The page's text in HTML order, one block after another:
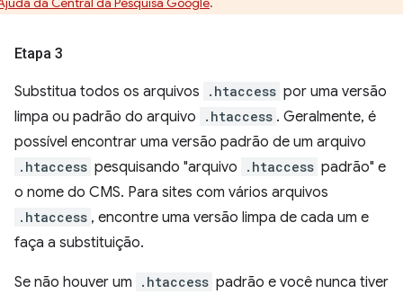
Etapa 3
Substitua todos os arquivos .htaccess por uma versão
limpa ou padrão do arquivo
.htaccess . Geralmente, é
possível encontrar uma versão padrão de um arquivo
.htaccess pesquisando "arquivo .htaccess padrão" e
o nome do CMS. Para sites com vários arquivos
.htaccess , encontre uma versão limpa de cada um e
faça a substituição.
Se não houver um .htaccess padrão e você nunca tiver